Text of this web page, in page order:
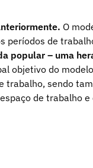
O
períodos de
popular – uma
objetivo do
trabalho, sendo
de trabalho e